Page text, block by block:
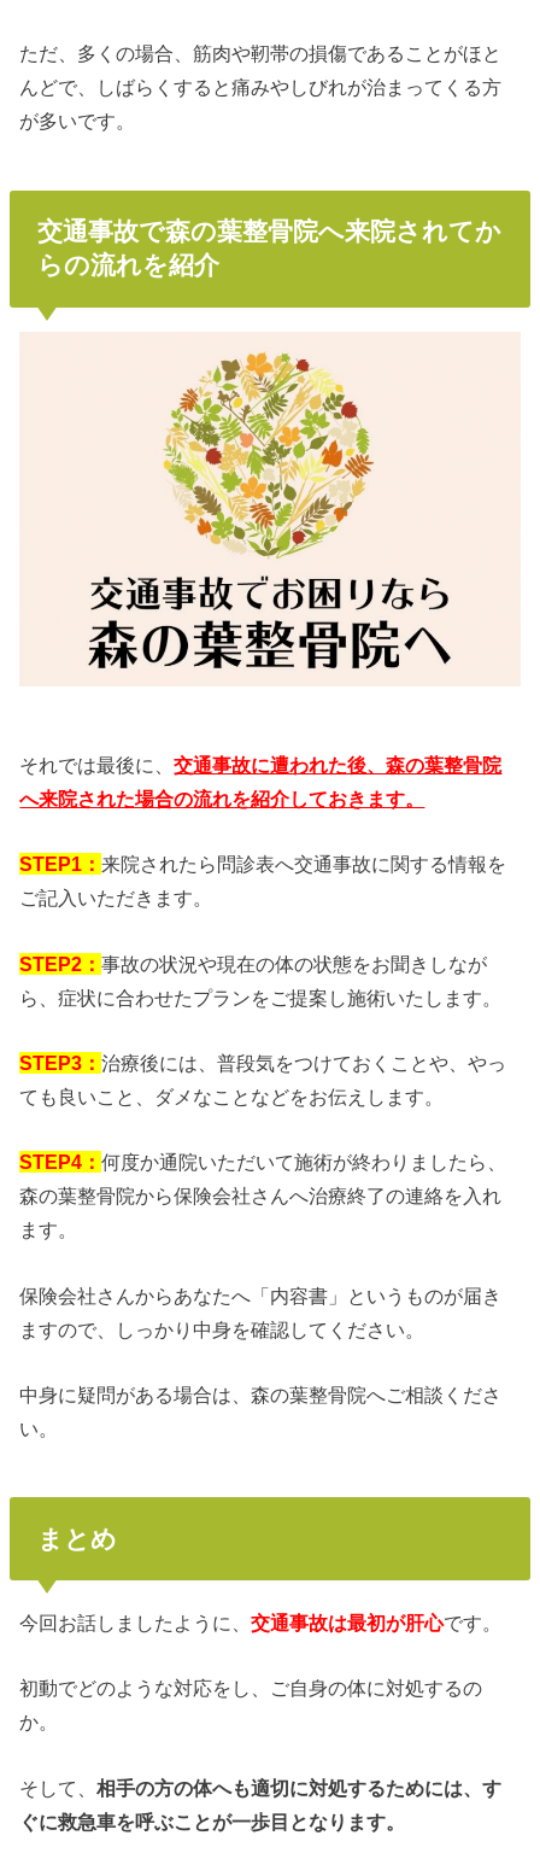
ただ、多くの場合、筋肉や靭帯の損傷であることがほと
んどで、しばらくすると痛みやしびれが治まってくる方
が多いです。
交通事故で森の葉整骨院へ来院されてか
らの流れを紹介
それでは最後に、交通事故に遭われた後、森の葉整骨院
へ来院された場合の流れを紹介しておきます。
STEP1：来院されたら問診表へ交通事故に関する情報を
ご記入いただきます。
STEP2：事故の状況や現在の体の状態をお聞きしなが
ら、症状に合わせたプランをご提案し施術いたします。
STEP3：治療後には、普段気をつけておくことや、やっ
ても良いこと、ダメなことなどをお伝えします。
STEP4：何度か通院いただいて施術が終わりましたら、
森の葉整骨院から保険会社さんへ治療終了の連絡を入れ
ます。
保険会社さんからあなたへ「内容書」というものが届き
ますので、しっかり中身を確認してください。
中身に疑問がある場合は、森の葉整骨院へご相談くださ
い。
まとめ
今回お話しましたように、交通事故は最初が肝心です。
初動でどのような対応をし、ご自身の体に対処するの
か。
そして、相手の方の体へも適切に対処するためには、す
ぐに救急車を呼ぶことが一歩目となります。